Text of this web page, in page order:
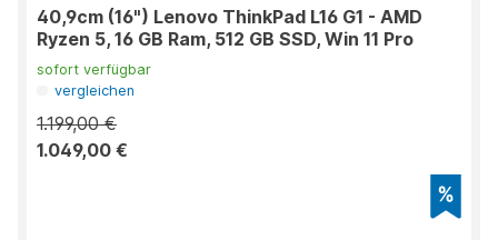
40,9cm (16") Lenovo ThinkPad L16 G1 - AMD
Ryzen 5, 16 GB Ram, 512 GB SSD, Win 11 Pro
sofort verfügbar
vergleichen
1.199,00 €
1.049,00 €